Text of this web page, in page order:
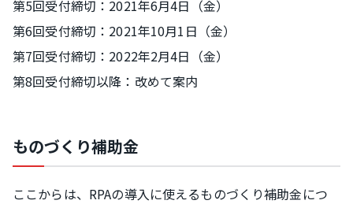
第5回受付締切：2021年6月4日（金）
第6回受付締切：2021年10月1日（金）
第7回受付締切：2022年2月4日（金）
第8回受付締切以降：改めて案内
ものづくり補助金
ここからは、RPAの導入に使えるものづくり補助金につ